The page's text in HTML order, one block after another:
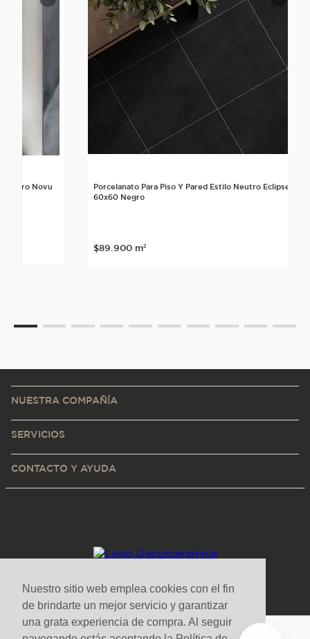
Nuestro sitio web emplea cookies con el fin
de brindarte un mejor servicio y garantizar
una grata experiencia de compra. Al seguir
Neutro Novu
Porcelanato Para Piso Y Pared Estilo Neutro Eclipse
60x60 Negro
$89.900 m²
NUESTRA COMPAÑÍA
SERVICIOS
CONTACTO Y AYUDA